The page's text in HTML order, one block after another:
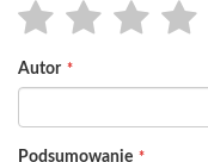
star
stars
stars
stars
stars
Autor
Podsumowanie